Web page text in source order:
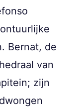
Bernat, de
van
zijn